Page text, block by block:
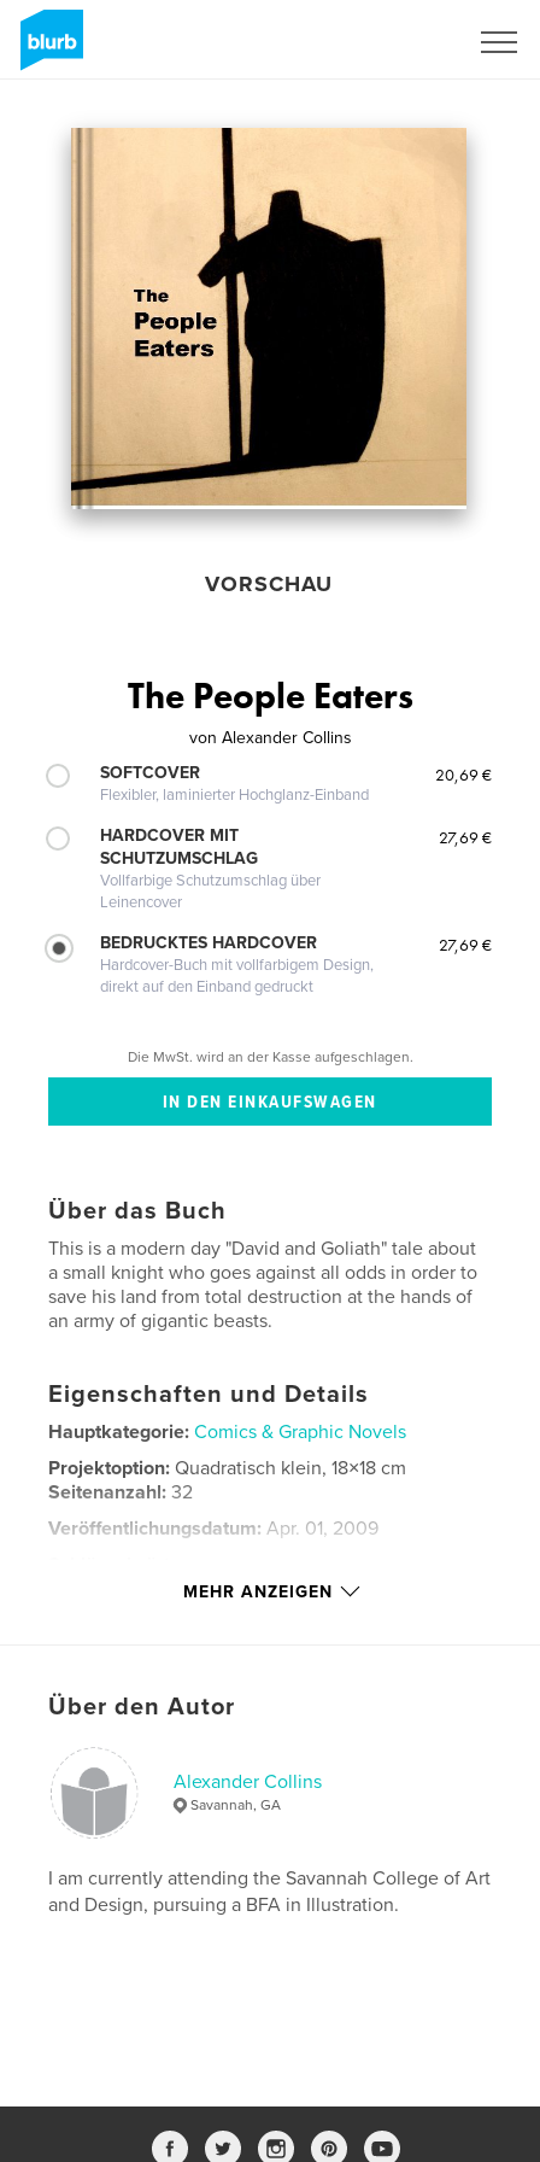
VORSCHAU
The People Eaters
von Alexander Collins
SOFTCOVER
Flexibler, laminierter Hochglanz-Einband
20,69 €
HARDCOVER MIT
SCHUTZUMSCHLAG
Vollfarbige Schutzumschlag über
Leinencover
27,69 €
BEDRUCKTES HARDCOVER
Hardcover-Buch mit vollfarbigem Design,
direkt auf den Einband gedruckt
27,69 €
Die MwSt. wird an der Kasse aufgeschlagen.
Über das Buch
This is a modern day "David and Goliath" tale about
a small knight who goes against all odds in order to
save his land from total destruction at the hands of
an army of gigantic beasts.
Eigenschaften und Details
Hauptkategorie: Comics & Graphic Novels
Projektoption:Quadratisch klein, 18×18 cm
Seitenanzahl:32
Veröffentlichungsdatum: Apr. 01, 2009
savannah college of art and design , children's book
, poem , illustration
epic
, humor , art
MEHR ANZEIGEN
Über den Autor
Alexander Collins
Savannah, GA
I am currently attending the Savannah College of Art
and Design, pursuing a BFA in Illustration.